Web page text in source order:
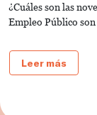
¿Cuáles son las
Empleo Público
Leer más